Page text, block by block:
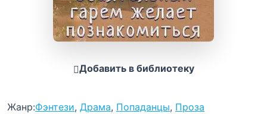
Добавить в библиотеку
Жанр:Фэнтези, Драма, Попаданцы, Проза